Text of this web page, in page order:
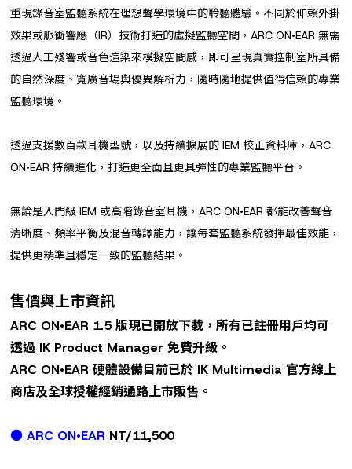
重現錄音室監聽系統在理想聲學環境中的聆聽體驗。不同於仰賴外掛
效果或脈衝響應（IR）技術打造的虛擬監聽空間，ARC ON•EAR 無需
透過人工殘響或音色渲染來模擬空間感，即可呈現真實控制室所具備
的自然深度、寬廣音場與優異解析力，隨時隨地提供值得信賴的專業
監聽環境。
透過支援數百款耳機型號，以及持續擴展的 IEM 校正資料庫，ARC
ON•EAR 持續進化，打造更全面且更具彈性的專業監聽平台。
無論是入門級 IEM 或高階錄音室耳機，ARC ON•EAR 都能改善聲音
清晰度、頻率平衡及混音轉譯能力，讓每套監聽系統發揮最佳效能，
提供更精準且穩定一致的監聽結果。
售價與上市資訊
ARC ON•EAR 1.5版現已開放下載，所有已註冊用戶均可
透過 IK Product Manager免費升級。
ARC ON•EAR硬體設備目前已於 IK Multimedia 官方線上
商店及全球授權經銷通路上市販售。
●ARC ON•EAR NT/11,500